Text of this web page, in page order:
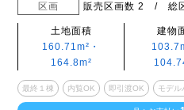
区画
販売区画数 2 / 総
土地面積
160.71m²・
164.8m²
建物
最終１棟 内覧OK 即引渡OK モデル